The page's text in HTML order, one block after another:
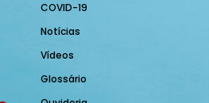
COVID-19
Notícias
Vídeos
Glossário